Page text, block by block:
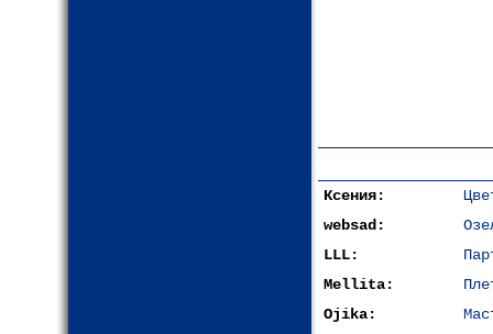
Ксения:
websad:
LLL:
Mellita:
Ojika: